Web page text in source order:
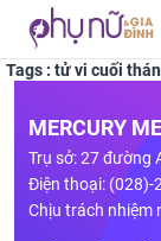
Tags : tử vi cuối
MERCURY
Trụ sở: 27 đường
Điện thoại: (028)-
Chịu trách nhiệm